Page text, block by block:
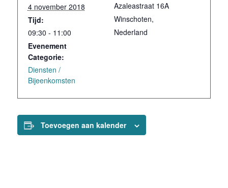
4 november 2018
Tijd:
09:30 - 11:00
Evenement
Categorie:
Diensten /
Bijeenkomsten
Azaleastraat 16A
Winschoten,
Nederland
Toevoegen aan kalender